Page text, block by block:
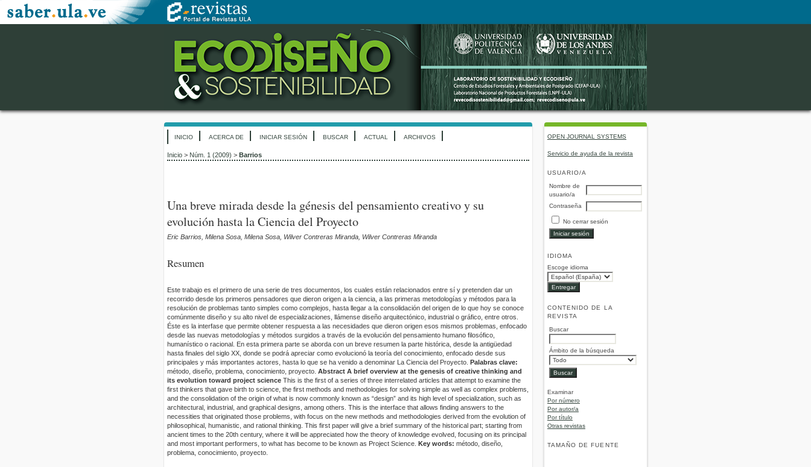
OPEN JOURNAL SYSTEMS
Servicio de ayuda de la revista
USUARIO/A
Nombre de
usuario/a
Contraseña
No cerrar sesión
IDIOMA
Escoge idioma
CONTENIDO DE LA
REVISTA
Buscar
Ámbito de la búsqueda
Examinar
Por número
Por autor/a
Por título
Otras revistas
TAMAÑO DE FUENTE
INICIO ACERCA DE INICIAR SESIÓN BUSCAR ACTUAL ARCHIVOS
Inicio > Núm. 1 (2009) > Barrios
Una breve mirada desde la génesis del pensamiento creativo y su
evolución hasta la Ciencia del Proyecto
Eric Barrios, Milena Sosa, Milena Sosa, Wilver Contreras Miranda, Wilver Contreras Miranda
Resumen
Este trabajo es el primero de una serie de tres documentos, los cuales están relacionados entre sí y pretenden dar un
recorrido desde los primeros pensadores que dieron origen a la ciencia, a las primeras metodologías y métodos para la
resolución de problemas tanto simples como complejos, hasta llegar a la consolidación del origen de lo que hoy se conoce
comúnmente diseño y su alto nivel de especializaciones, llámense diseño arquitectónico, industrial o gráfico, entre otros.
Éste es la interfase que permite obtener respuesta a las necesidades que dieron origen esos mismos problemas, enfocado
desde las nuevas metodologías y métodos surgidos a través de la evolución del pensamiento humano filosófico,
humanístico o racional. En esta primera parte se aborda con un breve resumen la parte histórica, desde la antigüedad
hasta finales del siglo XX, donde se podrá apreciar como evolucionó la teoría del conocimiento, enfocado desde sus
principales y más importantes actores, hasta lo que se ha venido a denominar La Ciencia del Proyecto. Palabras clave:
método, diseño, problema, conocimiento, proyecto. Abstract A brief overview at the genesis of creative thinking and
its evolution toward project science This is the first of a series of three interrelated articles that attempt to examine the
first thinkers that gave birth to science, the first methods and methodologies for solving simple as well as complex problems,
and the consolidation of the origin of what is now commonly known as “design” and its high level of specialization, such as
architectural, industrial, and graphical designs, among others. This is the interface that allows finding answers to the
necessities that originated those problems, with focus on the new methods and methodologies derived from the evolution of
philosophical, humanistic, and rational thinking. This first paper will give a brief summary of the historical part; starting from
ancient times to the 20th century, where it will be appreciated how the theory of knowledge evolved, focusing on its principal
and most important performers, to what has become to be known as Project Science. Key words: método, diseño,
problema, conocimiento, proyecto.